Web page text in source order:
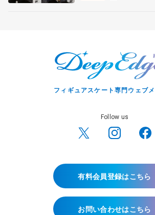
フィギュアスケート専門ウェブ
Follow us
有料会員登録はこちら
お問い合わせはこちら